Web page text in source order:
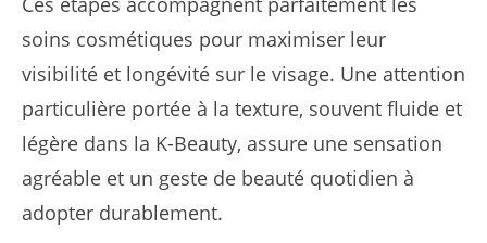
soins cosmétiques pour maximiser leur
visibilité et longévité sur le visage. Une attention
particulière portée à la texture, souvent fluide et
légère dans la K-Beauty, assure une sensation
agréable et un geste de beauté quotidien à
adopter durablement.